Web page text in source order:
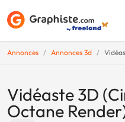
Annonces Annonces 3d
Vidéaste 3D
Octane